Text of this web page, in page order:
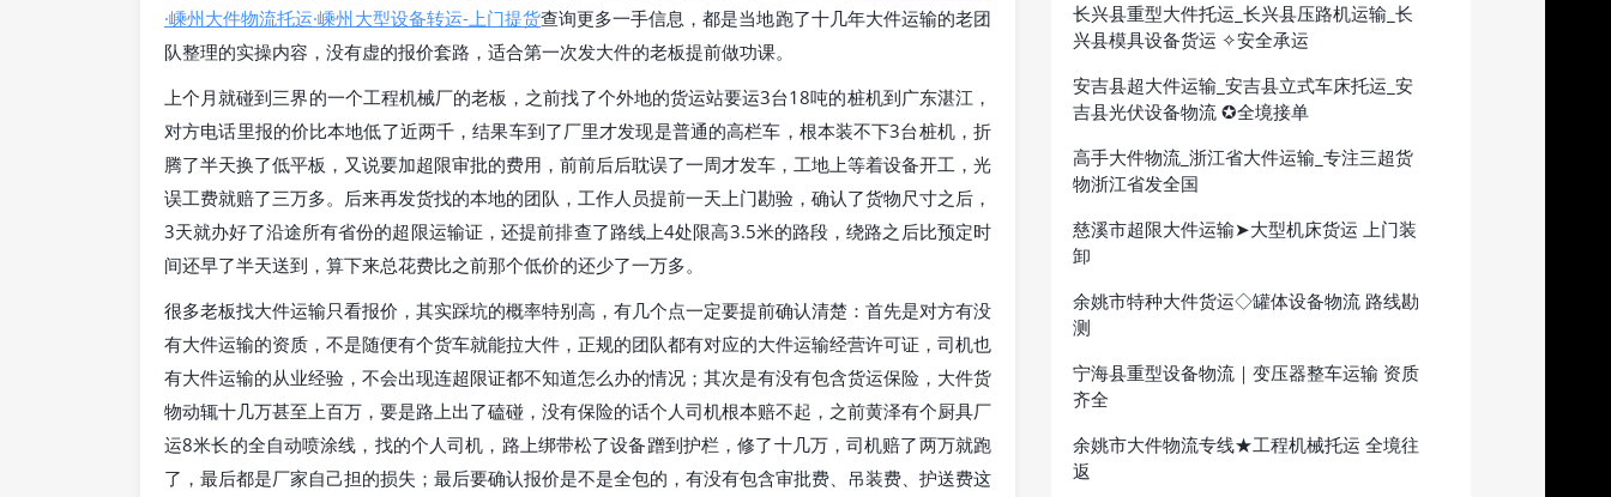
·嵊州大件物流托运·嵊州大型设备转运-上门提货查询更多一手信息，都是当地跑了十几年大件运输的老团
队整理的实操内容，没有虚的报价套路，适合第一次发大件的老板提前做功课。
上个月就碰到三界的一个工程机械厂的老板，之前找了个外地的货运站要运3台18吨的桩机到广东湛江，
对方电话里报的价比本地低了近两千，结果车到了厂里才发现是普通的高栏车，根本装不下3台桩机，折
腾了半天换了低平板，又说要加超限审批的费用，前前后后耽误了一周才发车，工地上等着设备开工，光
误工费就赔了三万多。后来再发货找的本地的团队，工作人员提前一天上门勘验，确认了货物尺寸之后，
3天就办好了沿途所有省份的超限运输证，还提前排查了路线上4处限高3.5米的路段，绕路之后比预定时
间还早了半天送到，算下来总花费比之前那个低价的还少了一万多。
很多老板找大件运输只看报价，其实踩坑的概率特别高，有几个点一定要提前确认清楚：首先是对方有没
有大件运输的资质，不是随便有个货车就能拉大件，正规的团队都有对应的大件运输经营许可证，司机也
有大件运输的从业经验，不会出现连超限证都不知道怎么办的情况；其次是有没有包含货运保险，大件货
物动辄十几万甚至上百万，要是路上出了磕碰，没有保险的话个人司机根本赔不起，之前黄泽有个厨具厂
运8米长的全自动喷涂线，找的个人司机，路上绑带松了设备蹭到护栏，修了十几万，司机赔了两万就跑
了，最后都是厂家自己担的损失；最后要确认报价是不是全包的，有没有包含审批费、吊装费、护送费这
长兴县重型大件托运_长兴县压路机运输_长
兴县模具设备货运 ✧安全承运
安吉县超大件运输_安吉县立式车床托运_安
吉县光伏设备物流 ✪全境接单
高手大件物流_浙江省大件运输_专注三超货
物浙江省发全国
慈溪市超限大件运输➤大型机床货运 上门装
卸
余姚市特种大件货运◇罐体设备物流 路线勘
测
宁海县重型设备物流｜变压器整车运输 资质
齐全
余姚市大件物流专线★工程机械托运 全境往
返